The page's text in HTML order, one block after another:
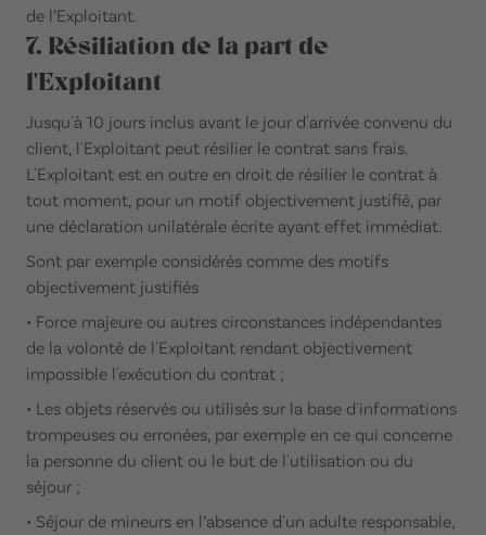
de l’Exploitant.
7. Résiliation de la part de
l'Exploitant
Jusqu'à 10 jours inclus avant le jour d'arrivée convenu du
client, l'Exploitant peut résilier le contrat sans frais.
L'Exploitant est en outre en droit de résilier le contrat à
tout moment, pour un motif objectivement justifié, par
une déclaration unilatérale écrite ayant effet immédiat.
Sont par exemple considérés comme des motifs
objectivement justifiés
• Force majeure ou autres circonstances indépendantes
de la volonté de l'Exploitant rendant objectivement
impossible l'exécution du contrat ;
• Les objets réservés ou utilisés sur la base d'informations
trompeuses ou erronées, par exemple en ce qui concerne
la personne du client ou le but de l'utilisation ou du
séjour ;
• Séjour de mineurs en l’absence d'un adulte responsable,